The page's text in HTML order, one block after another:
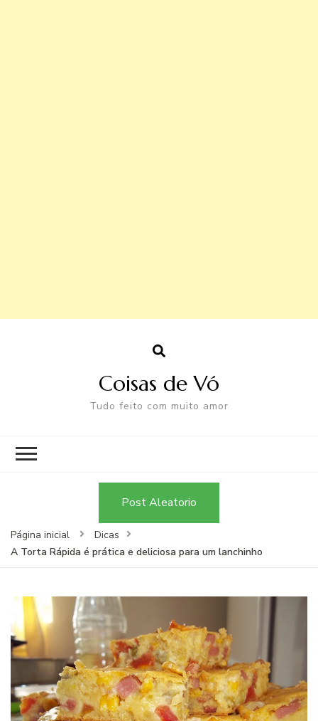
Coisas de Vó
Tudo feito com muito amor
Post Aleatorio
Página inicial
Dicas
A Torta Rápida é prática e deliciosa para um lanchinho